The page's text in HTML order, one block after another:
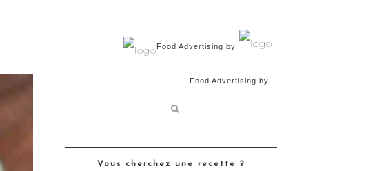
Food Advertising by
Food Advertising by
Vous cherchez une recette ?